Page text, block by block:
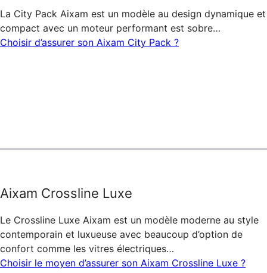
La City Pack Aixam est un modèle au design dynamique et
compact avec un moteur performant est sobre…
Choisir d’assurer son Aixam City Pack ?
Aixam Crossline Luxe
Le Crossline Luxe Aixam est un modèle moderne au style
contemporain et luxueuse avec beaucoup d’option de
confort comme les vitres électriques…
Choisir le moyen d’assurer son Aixam Crossline Luxe ?